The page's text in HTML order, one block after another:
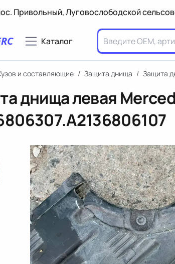
Привольный, Луговослободской
Каталог
и составляющие / Защита днища / Защита
днища левая